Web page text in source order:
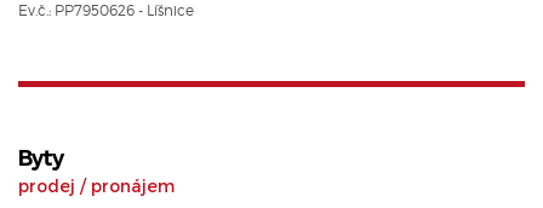
Ev.č.: PP7950626 - Líšnice
Byty
prodej / pronájem